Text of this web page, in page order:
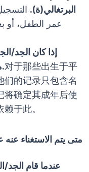
البرتغالي(ة).
عمر الطفل، أو
إذا كان الجد/
معمودية يظهر الاسم الأول فقط.对于那些出生于平
们的记录只包含名
将确定其成年后使
于此。
متى يتم الاستغناء
عندما قام الجد/